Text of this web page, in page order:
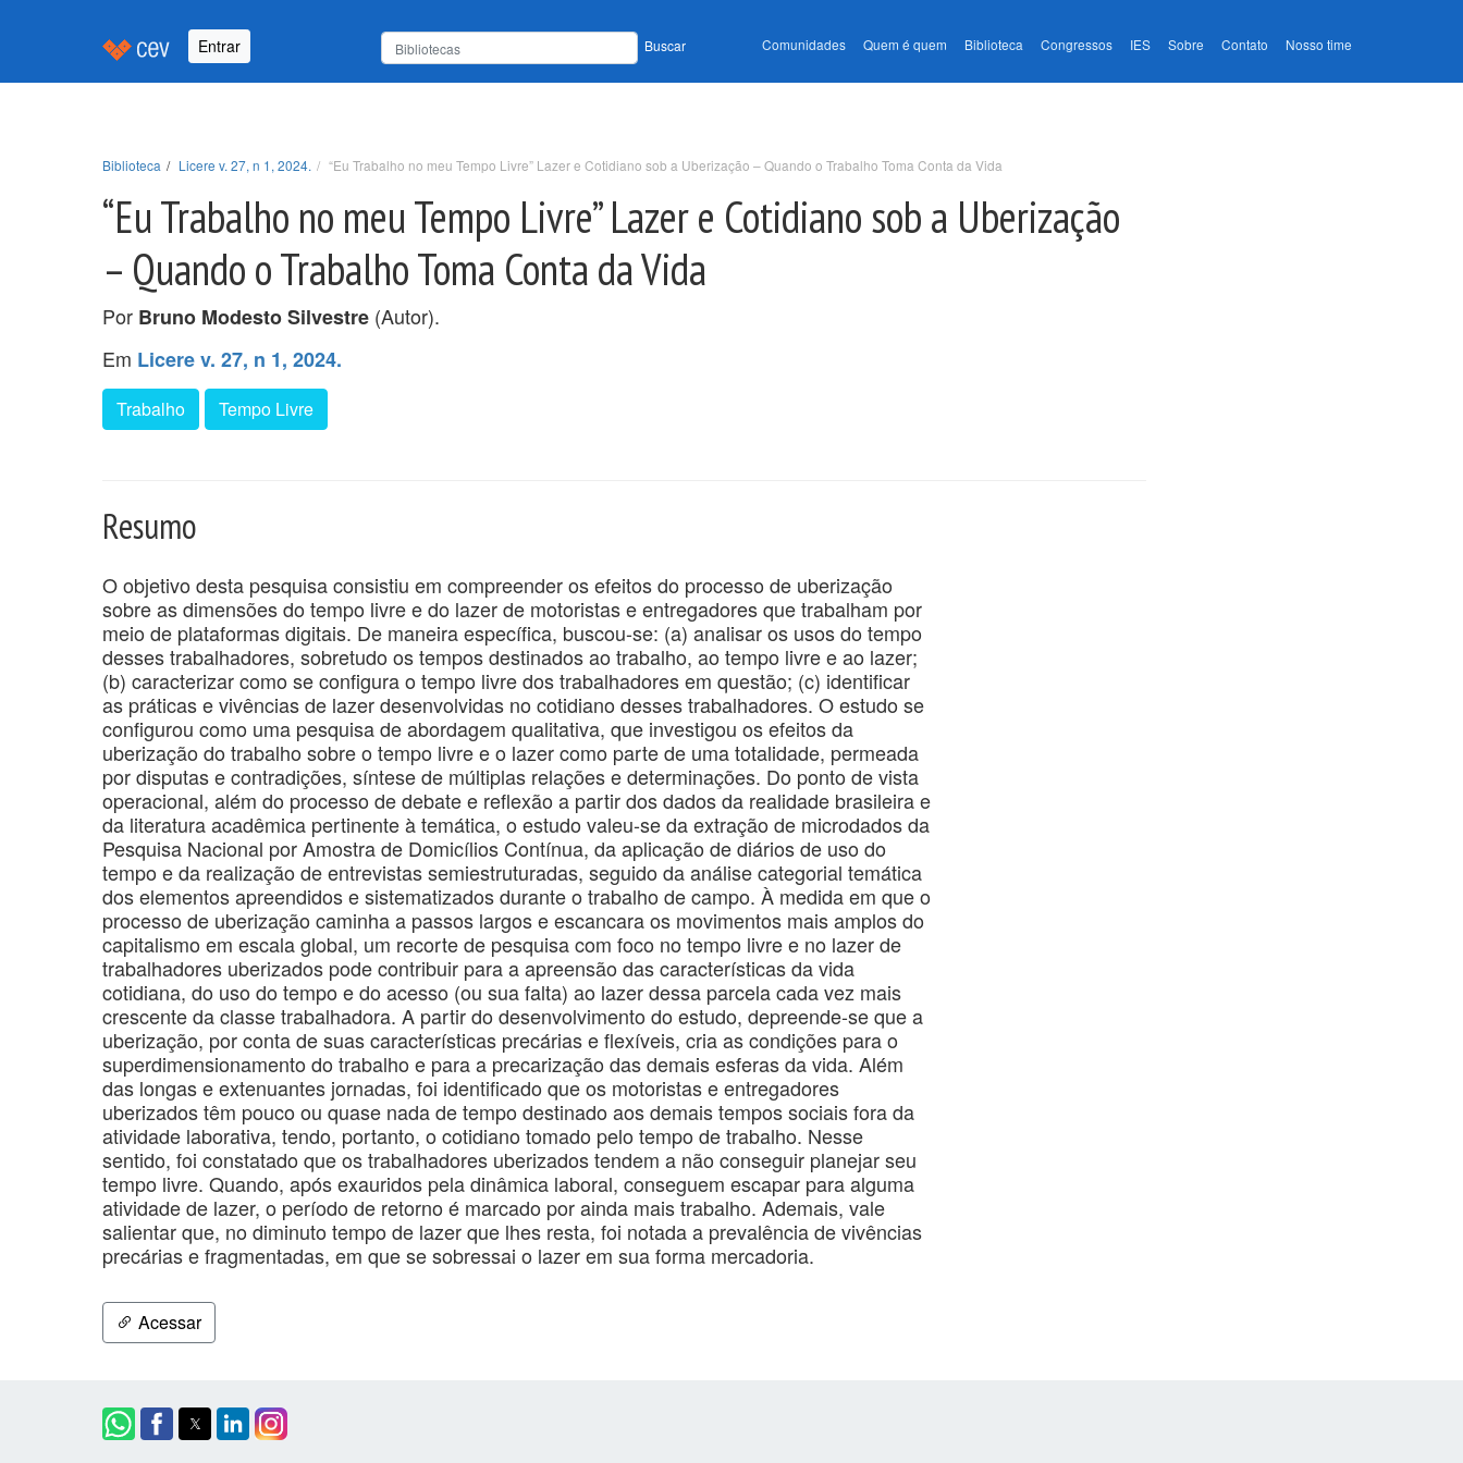
Entrar Buscar Comunidades Quem é quem Biblioteca Congressos IES Sobre Contato Nosso time
Biblioteca Licere v. 27, n 1, 2024. “Eu Trabalho no meu Tempo Livre” Lazer e Cotidiano sob a Uberização – Quando o Trabalho Toma Conta da Vida
“Eu Trabalho no meu Tempo Livre” Lazer e Cotidiano sob a Uberização
– Quando o Trabalho Toma Conta da Vida
Por Bruno Modesto Silvestre (Autor).
Em Licere v. 27, n 1, 2024.
Trabalho Tempo Livre
Resumo
O objetivo desta pesquisa consistiu em compreender os efeitos do processo de uberização
sobre as dimensões do tempo livre e do lazer de motoristas e entregadores que trabalham por
meio de plataformas digitais. De maneira específica, buscou-se: (a) analisar os usos do tempo
desses trabalhadores, sobretudo os tempos destinados ao trabalho, ao tempo livre e ao lazer;
(b) caracterizar como se configura o tempo livre dos trabalhadores em questão; (c) identificar
as práticas e vivências de lazer desenvolvidas no cotidiano desses trabalhadores. O estudo se
configurou como uma pesquisa de abordagem qualitativa, que investigou os efeitos da
uberização do trabalho sobre o tempo livre e o lazer como parte de uma totalidade, permeada
por disputas e contradições, síntese de múltiplas relações e determinações. Do ponto de vista
operacional, além do processo de debate e reflexão a partir dos dados da realidade brasileira e
da literatura acadêmica pertinente à temática, o estudo valeu-se da extração de microdados da
Pesquisa Nacional por Amostra de Domicílios Contínua, da aplicação de diários de uso do
tempo e da realização de entrevistas semiestruturadas, seguido da análise categorial temática
dos elementos apreendidos e sistematizados durante o trabalho de campo. À medida em que o
processo de uberização caminha a passos largos e escancara os movimentos mais amplos do
capitalismo em escala global, um recorte de pesquisa com foco no tempo livre e no lazer de
trabalhadores uberizados pode contribuir para a apreensão das características da vida
cotidiana, do uso do tempo e do acesso (ou sua falta) ao lazer dessa parcela cada vez mais
crescente da classe trabalhadora. A partir do desenvolvimento do estudo, depreende-se que a
uberização, por conta de suas características precárias e flexíveis, cria as condições para o
superdimensionamento do trabalho e para a precarização das demais esferas da vida. Além
das longas e extenuantes jornadas, foi identificado que os motoristas e entregadores
uberizados têm pouco ou quase nada de tempo destinado aos demais tempos sociais fora da
atividade laborativa, tendo, portanto, o cotidiano tomado pelo tempo de trabalho. Nesse
sentido, foi constatado que os trabalhadores uberizados tendem a não conseguir planejar seu
tempo livre. Quando, após exauridos pela dinâmica laboral, conseguem escapar para alguma
atividade de lazer, o período de retorno é marcado por ainda mais trabalho. Ademais, vale
salientar que, no diminuto tempo de lazer que lhes resta, foi notada a prevalência de vivências
precárias e fragmentadas, em que se sobressai o lazer em sua forma mercadoria.
Acessar